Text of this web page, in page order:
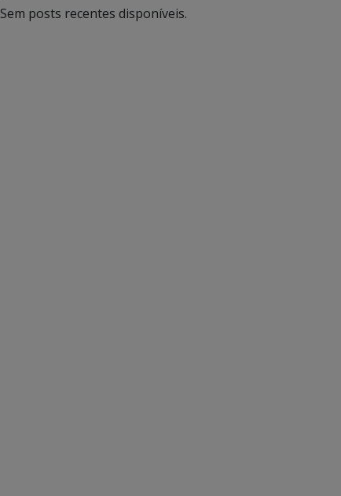
Sem posts recentes disponíveis.